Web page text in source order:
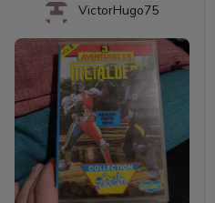
VictorHugo75